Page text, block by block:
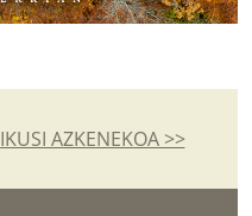
IKUSI AZKENEKOA >>